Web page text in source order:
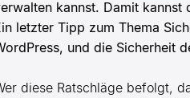
kannst. Damit
letzter Tipp zum Thema
und die Sicherheit
diese Ratschläge befolgt,